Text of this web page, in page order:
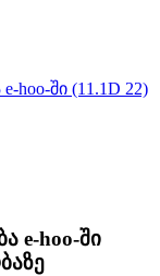
hoo-ში (11.1D 22)
e-hoo-ში